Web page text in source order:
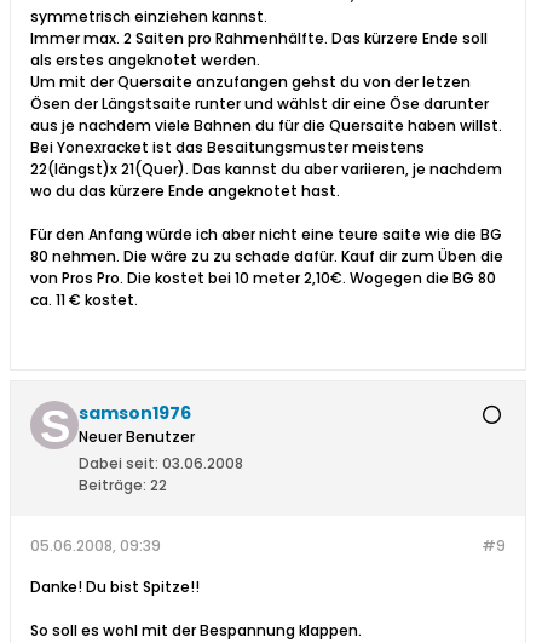
symmetrisch einziehen kannst.
Immer max. 2 Saiten pro Rahmenhälfte. Das kürzere Ende soll
als erstes angeknotet werden.
Um mit der Quersaite anzufangen gehst du von der letzen
Ösen der Längstsaite runter und wählst dir eine Öse darunter
aus je nachdem viele Bahnen du für die Quersaite haben willst.
Bei Yonexracket ist das Besaitungsmuster meistens
22(längst)x 21(Quer). Das kannst du aber variieren, je nachdem
wo du das kürzere Ende angeknotet hast.
Für den Anfang würde ich aber nicht eine teure saite wie die BG
80 nehmen. Die wäre zu zu schade dafür. Kauf dir zum Üben die
von Pros Pro. Die kostet bei 10 meter 2,10€. Wogegen die BG 80
ca. 11 € kostet.
samson1976
Neuer Benutzer
Dabei seit: 03.06.2008
Beiträge: 22
#9
05.06.2008, 09:39
Danke! Du bist Spitze!!
So soll es wohl mit der Bespannung klappen.